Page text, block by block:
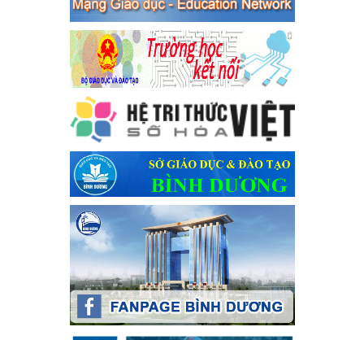
Ngày ban hành: 04/03/2024
Kế hoạch thực hiện Chỉ thị số 16/CT-TTg ngày 27/05/2023
của Thủ tướng Chính phủ về tăng cường phòng ngừa, đấu
tranh tội phạm, vi phạm pháp luật liên quan đến hoạt động
tổ chức đánh bạc và đánh bạc
Kế hoạch thực hiện Chỉ thị số 16/CT-TTg ngày 27/05/2023 của
Thủ tướng Chính phủ về tăng cường phòng ngừa, đấu tranh tội
phạm, vi phạm pháp luật liên quan đến hoạt động tổ chức đánh
bạc và đánh bạc
Ngày ban hành: 04/03/2024
Kế hoạch Tổ chức Hội trại truyền thống học sinh thị xã Bến
Cát Lần thứ VIII, năm học 2023-2024
Kế hoạch Tổ chức Hội trại truyền thống học sinh thị xã Bến Cát
Lần thứ VIII, năm học 2023-2024
Ngày ban hành: 28/12/2023
Phối hợp rà soát nhu cầu tiêm vắc xin phòng Covid 19
Phối hợp rà soát nhu cầu tiêm vắc xin phòng Covid 19